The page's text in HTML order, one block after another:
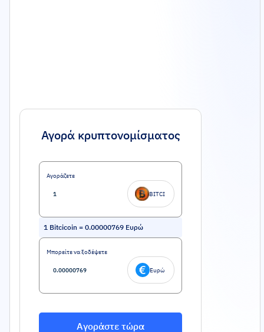
Αγορά κρυπτονομίσματος
Αγοράζετε
BITCI
1 Bitcicoin = 0.00000769 Ευρώ
Μπορείτε να ξοδέψετε
Ευρώ
Αγοράστε τώρα